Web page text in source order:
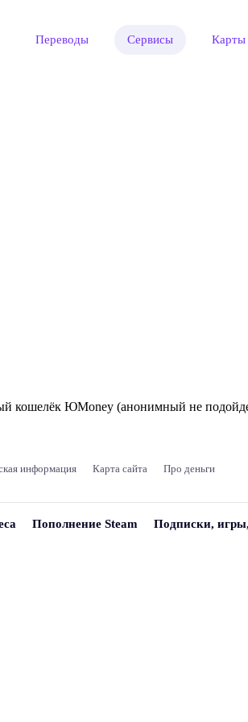
Переводы Сервисы Карты
кошелёк ЮMoney (анонимный не
информация Карта сайта Про деньги
Пополнение Steam Подписки,